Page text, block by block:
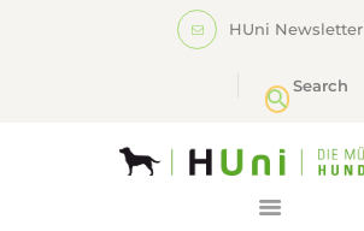
HUni Newsletter
HUNDESCHULE
AUSBILDUNG